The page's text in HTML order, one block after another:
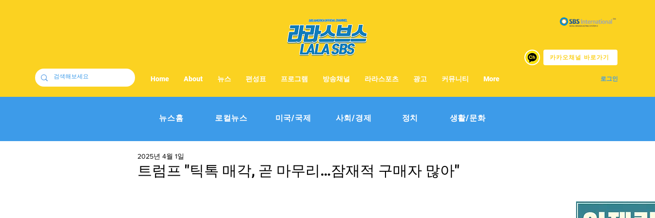
카카오채널 바로가기
로그인
Home About 뉴스 편성표 프로그램 방송채널 라라스포츠 광고 커뮤니티 More
뉴스홈 로컬뉴스 미국/국제 사회/경제 정치 생활/문화
트럼프 "틱톡 매각, 곧 마무리…잠재적 구매자 많아"
2025년 4월 1일